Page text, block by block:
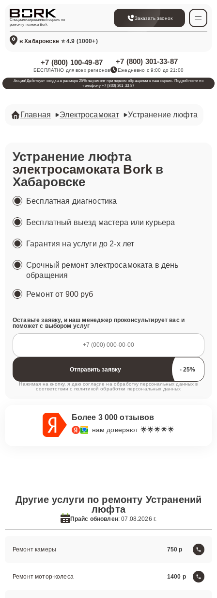
Специализированный сервис по
ремонту техники Bork
Заказать звонок
в Хабаровске ⭐ 4.9 (1000+)
+7 (800) 100-49-87
БЕСПЛАТНО для всех регионов
+7 (800) 301-33-87
Ежедневно с 9:00 до 21:00
Акция! Действует скидка в размере 25% на ремонт при первом обращении в наш сервис. Подробности по
телефону +7 (800) 301-33-87
Главная Электросамокат Устранение люфта
Устранение люфта
электросамоката Borkв
Хабаровске
Бесплатная диагностика
Бесплатный выезд мастера или курьера
Гарантия на услуги до 2-х лет
Срочный ремонт электросамоката в день
обращения
Ремонтот 900 руб
Оставьте заявку, и наш менеджер проконсультирует вас и
поможет с выбором услуг
Отправить заявку
Нажимая на кнопку, я даю согласие на обработку персональных данных в
соответствии с политикой обработки персональных данных
Более 3 000 отзывов
нам доверяют 🌟🌟🌟🌟🌟
Другие услуги по ремонту Устранений
люфта
Прайс обновлен: 07.08.2026 г.
Ремонт камеры 750
Ремонт мотор-колеса 1400